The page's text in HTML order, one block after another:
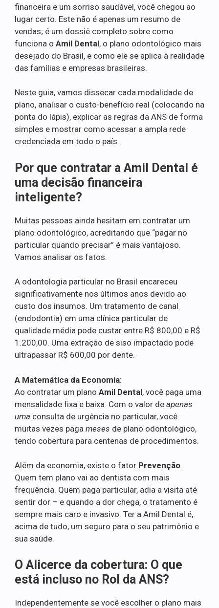
financeira e um sorriso saudável, você chegou ao
lugar certo. Este não é apenas um resumo de
vendas; é um dossiê completo sobre como
funciona o Amil Dental, o plano odontológico mais
desejado do Brasil, e como ele se aplica à realidade
das famílias e empresas brasileiras.
Neste guia, vamos dissecar cada modalidade de
plano, analisar o custo-benefício real (colocando na
ponta do lápis), explicar as regras da ANS de forma
simples e mostrar como acessar a ampla rede
credenciada em todo o país.
Por que contratar a Amil Dental é
uma decisão financeira
inteligente?
Muitas pessoas ainda hesitam em contratar um
plano odontológico, acreditando que “pagar no
particular quando precisar” é mais vantajoso.
Vamos analisar os fatos.
A odontologia particular no Brasil encareceu
significativamente nos últimos anos devido ao
custo dos insumos. Um tratamento de canal
(endodontia) em uma clínica particular de
qualidade média pode custar entre R$ 800,00 e R$
1.200,00. Uma extração de siso impactado pode
ultrapassar R$ 600,00 por dente.
A Matemática da Economia:
Ao contratar um plano Amil Dental, você paga uma
mensalidade fixa e baixa. Com o valor de apenas
uma consulta de urgência no particular, você
muitas vezes paga meses de plano odontológico,
tendo cobertura para centenas de procedimentos.
Além da economia, existe o fator Prevenção.
Quem tem plano vai ao dentista com mais
frequência. Quem paga particular, adia a visita até
sentir dor – e quando a dor chega, o tratamento é
sempre mais caro e invasivo. Ter a Amil Dental é,
acima de tudo, um seguro para o seu patrimônio e
sua saúde.
O Alicerce da cobertura: O que
está incluso no Rol da ANS?
Independentemente se você escolher o plano mais